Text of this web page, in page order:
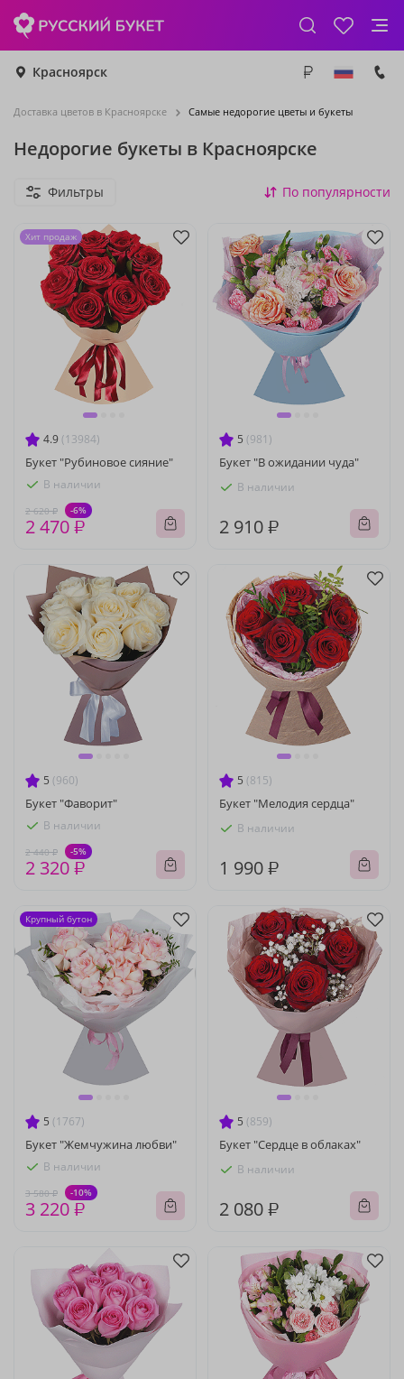
Красноярск
Доставка цветов в Красноярске Самые недорогие цветы и букеты
Недорогие букеты в Красноярске
Фильтры По популярности
4.9 (13984)
Букет "Рубиновое сияние"
В наличии
2 620 ₽ -6%
2 470 ₽
Хит продаж
5 (981)
Букет "В ожидании чуда"
В наличии
2 910 ₽
5 (960)
Букет "Фаворит"
В наличии
2 440 ₽ -5%
2 320 ₽
5 (815)
Букет "Мелодия сердца"
В наличии
1 990 ₽
5 (1767)
Букет "Жемчужина любви"
В наличии
3 580 ₽ -10%
3 220 ₽
Крупный бутон
5 (859)
Букет "Сердце в облаках"
В наличии
2 080 ₽